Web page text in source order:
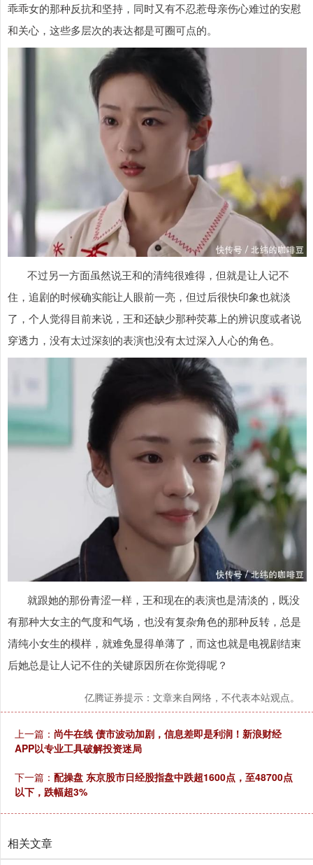
乖乖女的那种反抗和坚持，同时又有不忍惹母亲伤心难过的安慰
和关心，这些多层次的表达都是可圈可点的。
不过另一方面虽然说王和的清纯很难得，但就是让人记不
住，追剧的时候确实能让人眼前一亮，但过后很快印象也就淡
了，个人觉得目前来说，王和还缺少那种荧幕上的辨识度或者说
穿透力，没有太过深刻的表演也没有太过深入人心的角色。
就跟她的那份青涩一样，王和现在的表演也是清淡的，既没
有那种大女主的气度和气场，也没有复杂角色的那种反转，总是
清纯小女生的模样，就难免显得单薄了，而这也就是电视剧结束
后她总是让人记不住的关键原因所在你觉得呢？
亿腾证券提示：文章来自网络，不代表本站观点。
上一篇： 尚牛在线 债市波动加剧，信息差即是利润！新浪财经
APP以专业工具破解投资迷局
下一篇： 配操盘 东京股市日经股指盘中跌超1600点，至48700点
以下，跌幅超3%
相关文章